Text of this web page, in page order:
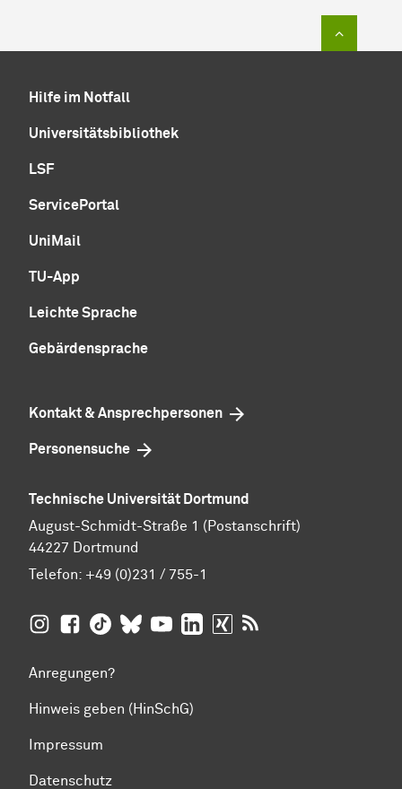
Hilfe im Notfall
Universitätsbibliothek
LSF
ServicePortal
UniMail
TU-App
Leichte Sprache
Gebärdensprache
Kontakt & Ansprechpersonen
Personensuche
Technische Universität Dortmund
August-Schmidt-Straße 1 (Postanschrift)
44227 Dortmund
Telefon: +49 (0)231 / 755-1
TU Dortmund auf Insta­gram
TU Dortmund auf Facebook
TU Dortmund auf TikTok
TU Dortmund auf BlueSky
TU Dortmund auf YouTube
TU Dortmund auf LinkedIn
TU Dortmund auf XING
Anregungen?
Hinweis geben (HinSchG)
Impressum
Datenschutz